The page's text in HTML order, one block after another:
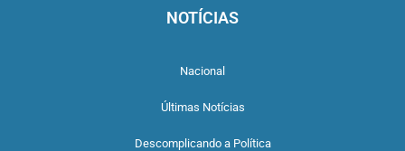
NOTÍCIAS
Nacional
Últimas Notícias
Descomplicando a Política